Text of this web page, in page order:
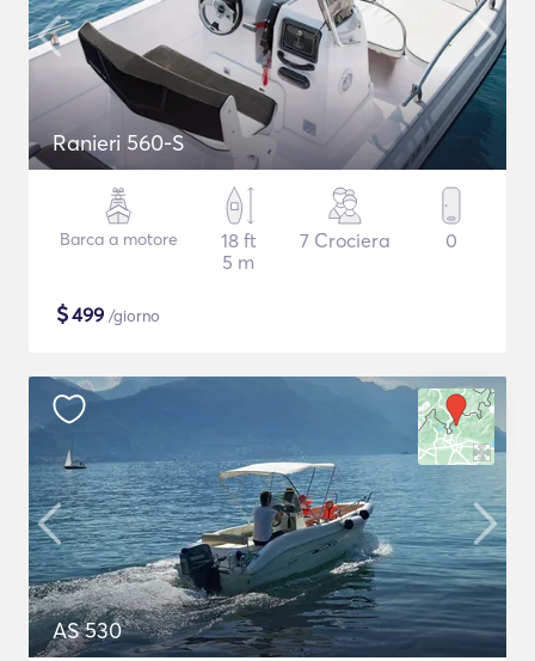
Ranieri 560-S
Barca a motore
18 ft
5 m
7 Crociera 0
$499 /giorno
AS 530